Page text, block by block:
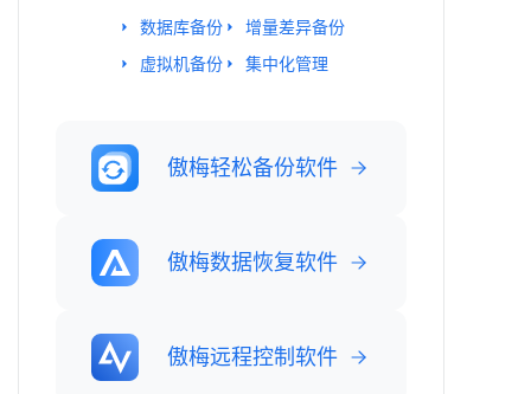
数据库备份
虚拟机备份
增量差异备份
集中化管理
傲梅轻松备份软件
傲梅数据恢复软件
傲梅远程控制软件